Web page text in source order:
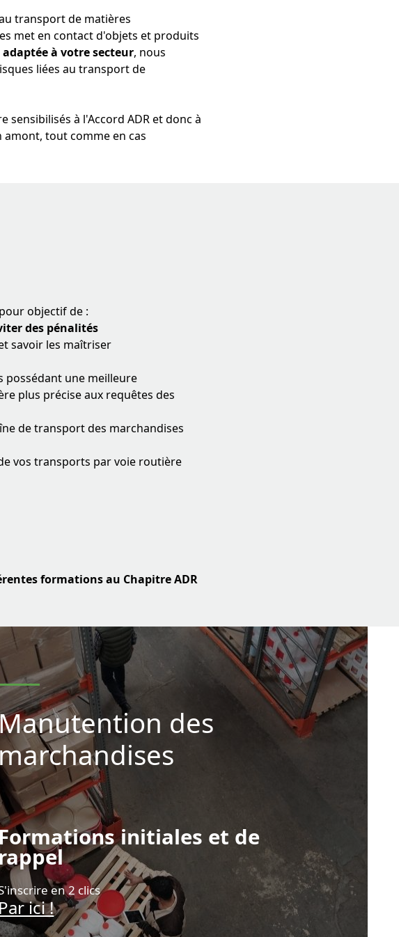
transport de matières
met en contact d'objets et produits
à votre secteur, nous
liées au transport de
sensibilisés à l'Accord ADR et donc à
amont, tout comme en cas
objectif de :
des pénalités
savoir les maîtriser
possédant une meilleure
plus précise aux requêtes des
de transport des marchandises
vos transports par voie routière
formations au Chapitre ADR
des
initiales et de
rappel
en 2 clics
Par ici !